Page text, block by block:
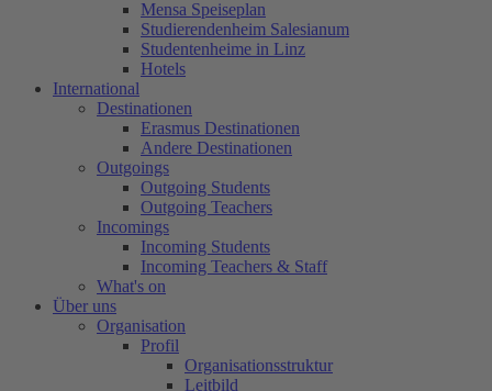
Mensa Speiseplan
Studierendenheim Salesianum
Studentenheime in Linz
Hotels
International
Destinationen
Erasmus Destinationen
Andere Destinationen
Outgoings
Outgoing Students
Outgoing Teachers
Incomings
Incoming Students
Incoming Teachers & Staff
What's on
Über uns
Organisation
Profil
Organisationsstruktur
Leitbild